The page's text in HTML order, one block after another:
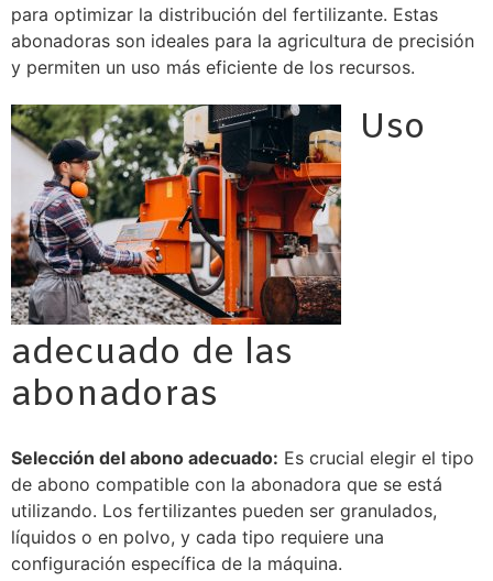
para optimizar la distribución del fertilizante. Estas
abonadoras son ideales para la agricultura de precisión
y permiten un uso más eficiente de los recursos.
Uso
adecuado de las
abonadoras
Selección del abono adecuado: Es crucial elegir el tipo
de abono compatible con la abonadora que se está
utilizando. Los fertilizantes pueden ser granulados,
líquidos o en polvo, y cada tipo requiere una
configuración específica de la máquina.